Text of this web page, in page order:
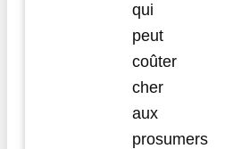
qui
peut
coûter
cher
aux
prosumers